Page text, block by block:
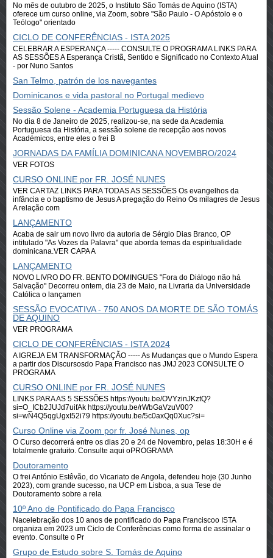
No mês de outubro de 2025, o Instituto São Tomás de Aquino (ISTA)
oferece um curso online, via Zoom, sobre "São Paulo - O Apóstolo e o
Teólogo" orientado
CICLO DE CONFERÊNCIAS - ISTA 2025
CELEBRAR A ESPERANÇA ----- CONSULTE O PROGRAMA LINKS PARA
AS SESSÕES A Esperança Cristã, Sentido e Significado no Contexto Atual
- por Nuno Santos
San Telmo, patrón de los navegantes
Dominicanos e vida pastoral no Portugal medievo
Sessão Solene - Academia Portuguesa da História
No dia 8 de Janeiro de 2025, realizou-se, na sede da Academia
Portuguesa da História, a sessão solene de recepção aos novos
Académicos, entre eles o frei B
JORNADAS DA FAMÍLIA DOMINICANA NOVEMBRO/2024
VER FOTOS
CURSO ONLINE por FR. JOSÉ NUNES
VER CARTAZ LINKS PARA TODAS AS SESSÕES Os evangelhos da
infância e o baptismo de Jesus A pregação do Reino Os milagres de Jesus
A relação com
LANÇAMENTO
Acaba de sair um novo livro da autoria de Sérgio Dias Branco, OP
intitulado "As Vozes da Palavra" que aborda temas da espiritualidade
dominicana.VER CAPA A
LANÇAMENTO
NOVO LIVRO DO FR. BENTO DOMINGUES "Fora do Diálogo não há
Salvação" Decorreu ontem, dia 23 de Maio, na Livraria da Universidade
Católica o lançamen
SESSÃO EVOCATIVA - 750 ANOS DA MORTE DE SÃO TOMÁS
DE AQUINO
VER PROGRAMA
CICLO DE CONFERÊNCIAS - ISTA 2024
A IGREJA EM TRANSFORMAÇÃO ----- As Mudanças que o Mundo Espera
a partir dos Discursosdo Papa Francisco nas JMJ 2023 CONSULTE O
PROGRAMA
CURSO ONLINE por FR. JOSÉ NUNES
LINKS PARA AS 5 SESSÕES https://youtu.be/OVYzinJKztQ?
si=O_ICb2JUJd7uifAk https://youtu.be/rWbGaVzuV00?
si=wN4Q5qgUgxI52i79 https://youtu.be/5c0axQq0Xuc?si=
Curso Online via Zoom por fr. José Nunes, op
O Curso decorrerá entre os dias 20 e 24 de Novembro, pelas 18:30H e é
totalmente gratuito. Consulte aqui oPROGRAMA
Doutoramento
O frei António Estêvão, do Vicariato de Angola, defendeu hoje (30 Junho
2023), com grande sucesso, na UCP em Lisboa, a sua Tese de
Doutoramento sobre a rela
10º Ano de Pontificado do Papa Francisco
Nacelebração dos 10 anos de pontificado do Papa Franciscoo ISTA
organiza em 2023 um Ciclo de Conferências como forma de assinalar o
evento. Consulte o Pr
Grupo de Estudo sobre S. Tomás de Aquino